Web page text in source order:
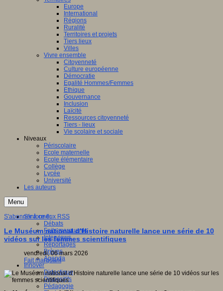
Europe
International
Régions
Ruralité
Territoires et projets
Tiers lieux
Villes
Vivre ensemble
Citoyenneté
Culture européenne
Démocratie
Egalité Hommes/Femmes
Ethique
Gouvernance
Inclusion
Laïcité
Ressources citoyenneté
Tiers - lieux
Vie scolaire et sociale
Niveaux
Périscolaire
Ecole maternelle
Ecole élémentaire
Collège
Lycée
Université
Les auteurs
Menu
S'informer
Débats
Faits marquants
Interviews
Reportages
Brèves
Agenda
Innover
Didactique
Dispositifs
Pédagogie
S'abonner à ce flux RSS
Le Muséum national d’Histoire naturelle lance une série de 10
vidéos sur les femmes scientifiques
vendredi, 06 mars 2026
Fait marquant